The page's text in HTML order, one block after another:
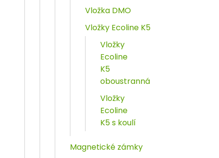
Vložka DMO
Vložky Ecoline K5
Vložky
Ecoline
K5
oboustranná
Vložky
Ecoline
K5 s koulí
Magnetické zámky